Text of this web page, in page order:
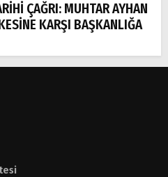
ÇAĞRI: MUHTAR AYHAN
KARŞI BAŞKANLIĞA